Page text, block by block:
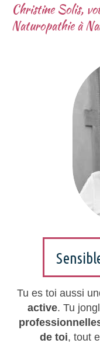
Christine Solis,
Naturopathie à
Tu es toi aussi
active. Tu
de toi, tout